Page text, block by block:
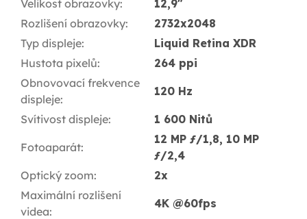
Velikost obrazovky:
12,9"
Rozlišení obrazovky:
2732x2048
Typ displeje:
Liquid Retina XDR
Hustota pixelů:
264 ppi
Obnovovací frekvence
displeje:
120 Hz
Svítivost displeje: 1 600 Nitů
Fotoaparát:
12 MP ƒ/1,8, 10 MP
ƒ/2,4
Optický zoom:
2x
Maximální rozlišení
videa:
4K @60fps